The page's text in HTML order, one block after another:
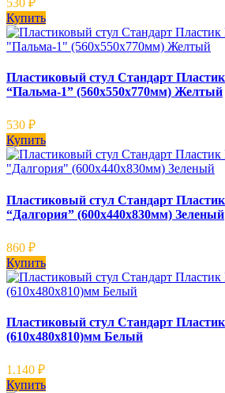
Купить
Пластиковый стул Стандарт
“Пальма-1” (560х550х770мм) Желтый
530 ₽
Купить
Пластиковый стул Стандарт
“Далгория” (600х440х830мм) Зеленый
860 ₽
Купить
Пластиковый стул Стандарт
(610х480х810)мм Белый
1.140 ₽
Купить